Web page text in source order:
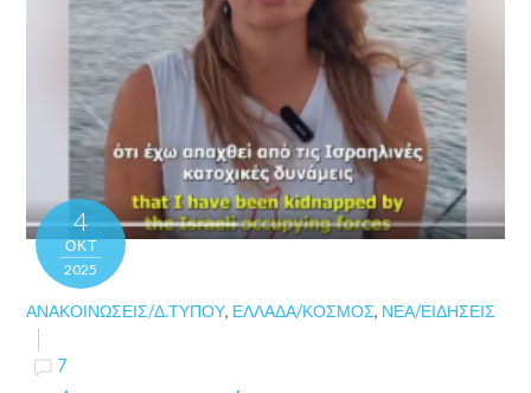
4
ΟΚΤ
2025
ΑΝΑΚΟΙΝΏΣΕΙΣ/Δ.ΤΎΠΟΥ, ΕΛΛΆΔΑ/ΚΌΣΜΟΣ, ΝΈΑ/ΕΙΔΉΣΕΙΣ
7